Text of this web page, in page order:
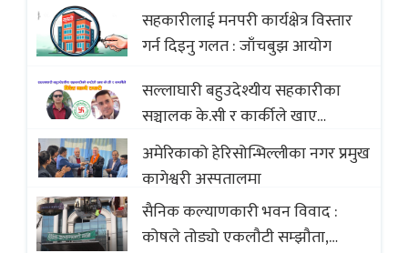
Opportunities of Nepali Sweets
with Global Comparison to
Baklava
सहकारीलाई मनपरी कार्यक्षेत्र विस्तार
गर्न दिइनु गलत : जाँचबुझ आयोग
सल्लाघारी बहुउदेश्यीय सहकारीका
सञ्चालक के.सी र कार्कीले खाए
सदस्यको करोडौं बचत
अमेरिकाको हेरिसोन्भिल्लीका नगर प्रमुख
कागेश्वरी अस्पतालमा
सैनिक कल्याणकारी भवन विवाद :
कोषले तोड्यो एकलौटी सम्झौता,